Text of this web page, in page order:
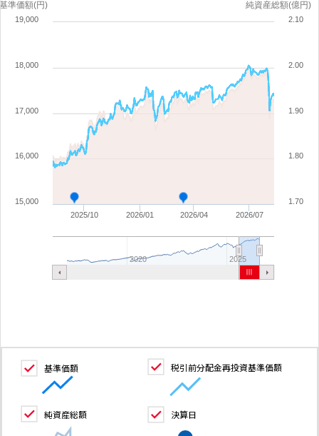
基準価額(円) 純資産総額(億円)
2026/01 2026/07
2025/10 2026/04
2020 2025
15,000
16,000
17,000
18,000
19,000
1.70
1.80
1.90
2.00
2.10
基準価額 税引前分配金再投資基準価額
純資産総額 決算日